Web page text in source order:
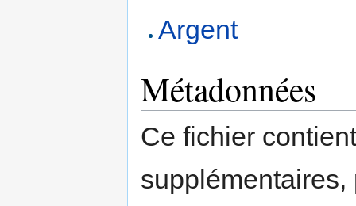
Argent
Métadonnées
Ce fichier